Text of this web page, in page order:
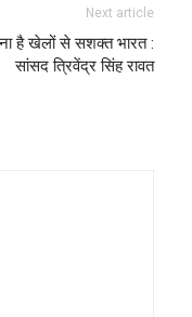
Next article
है खेलों से सशक्त भारत :
सांसद त्रिवेंद्र सिंह रावत